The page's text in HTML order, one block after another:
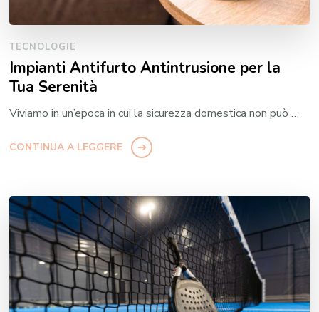
TECNOLOGIE
Impianti Antifurto Antintrusione per la
Tua Serenità
Viviamo in un’epoca in cui la sicurezza domestica non può …
CONTINUA A LEGGERE